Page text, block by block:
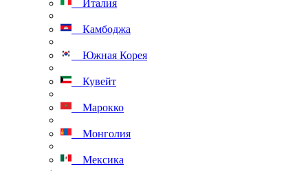
Италия
Камбоджа
Южная Корея
Кувейт
Марокко
Монголия
Мексика